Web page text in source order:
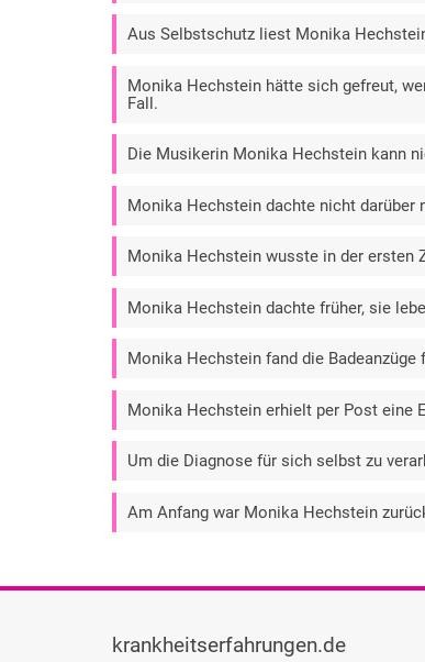
Aus Selbstschutz liest Monika
Monika Hechstein hätte sich gefreut,
Fall.
Die Musikerin Monika Hechstein kann
Monika Hechstein dachte nicht darüber
Monika Hechstein wusste in der ersten
Monika Hechstein dachte früher, sie
Monika Hechstein fand die
Monika Hechstein erhielt per Post eine
Um die Diagnose für sich selbst zu
Am Anfang war Monika Hechstein
krankheitserfahrungen.de